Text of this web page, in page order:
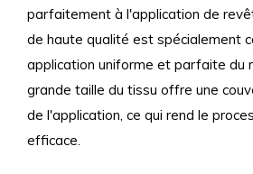
parfaitement à l'application de
de haute qualité est spécialement
application uniforme et parfaite du
grande taille du tissu offre une
de l'application, ce qui rend le
efficace.